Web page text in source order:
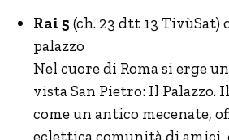
Rai 5 (ch. 23 dtt 13 TivùSat)
palazzo
Nel cuore di Roma si erge
vista San Pietro: Il Palazzo.
come un antico mecenate,